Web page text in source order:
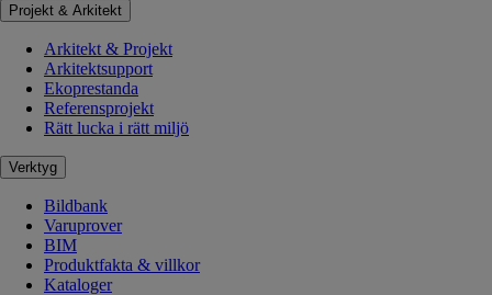
Projekt & Arkitekt
Arkitekt & Projekt
Arkitektsupport
Ekoprestanda
Referensprojekt
Rätt lucka i rätt miljö
Verktyg
Bildbank
Varuprover
BIM
Produktfakta & villkor
Kataloger